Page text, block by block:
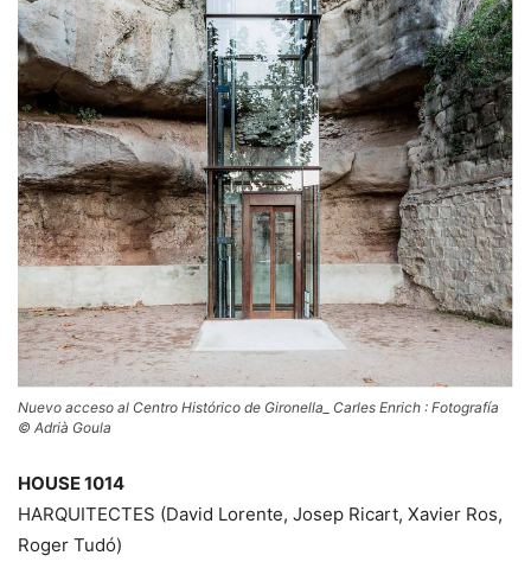
Nuevo acceso al Centro Histórico de Gironella_ Carles Enrich : Fotografía
© Adrià Goula
HOUSE 1014
HARQUITECTES (David Lorente, Josep Ricart, Xavier Ros,
Roger Tudó)